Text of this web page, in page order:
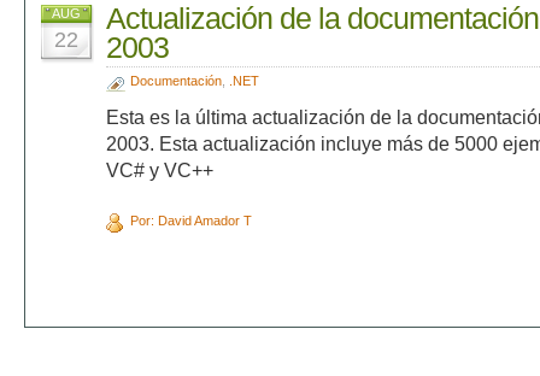
AUG
22
Actualización de la
2003
Documentación, .NET
Esta es la última actualización de la
2003. Esta actualización incluye más de 5000
VC# y VC++
Por: David Amador T